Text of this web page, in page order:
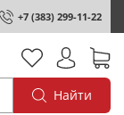
+7 (383) 299-11-22
Найти